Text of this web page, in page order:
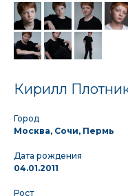
Кирилл
Город
Москва, Сочи, Пермь
Дата рождения
04.01.2011
Рост